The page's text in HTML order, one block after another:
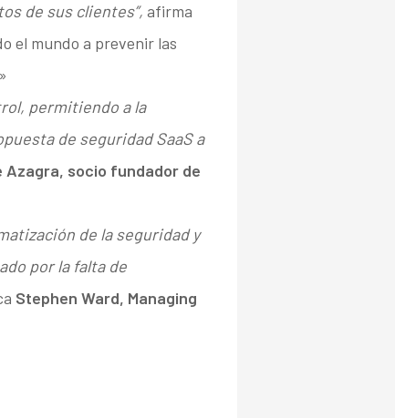
de sus clientes”, afirma
el mundo a prevenir las
permitiendo a la
de seguridad SaaS a
Azagra, socio fundador de
de la seguridad y
por la falta de
Stephen Ward, Managing